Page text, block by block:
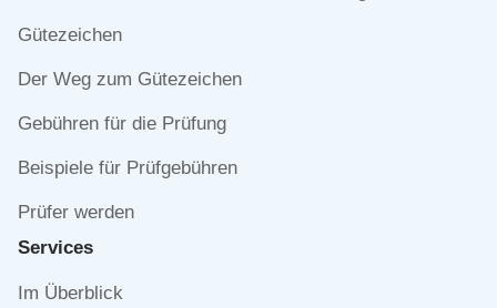
Gütezeichen
Der Weg zum Gütezeichen
Gebühren für die Prüfung
Beispiele für Prüfgebühren
Prüfer werden
Services
Navigation
Im Überblick